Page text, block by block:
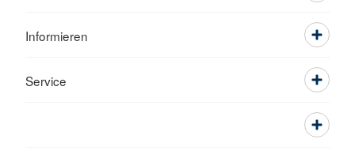
Informieren
Service